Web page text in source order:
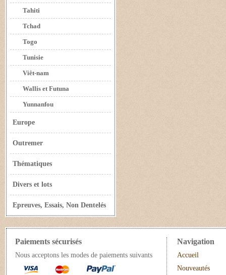
Tahiti
Tchad
Togo
Tunisie
Viêt-nam
Wallis et Futuna
Yunnanfou
Europe
Outremer
Thématiques
Divers et lots
Epreuves, Essais, Non Dentelés
Paiements sécurisés
Nous acceptons les modes de paiements suivants
Navigation
Accueil
Nouveautés